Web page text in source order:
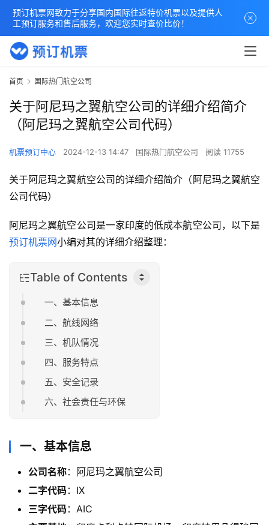
首页 国际热门航空公司
关于阿尼玛之翼航空公司的详细介绍简介
（阿尼玛之翼航空公司代码）
机票预订中心 2024-12-13 14:47 国际热门航空公司 阅读 11755
关于阿尼玛之翼航空公司的详细介绍简介（阿尼玛之翼航空
公司代码）
阿尼玛之翼航空公司是一家印度的低成本航空公司，以下是
预订机票网小编对其的详细介绍整理：
Table of Contents
一、基本信息
二、航线网络
三、机队情况
四、服务特点
五、安全记录
六、社会责任与环保
一、基本信息
公司名称：阿尼玛之翼航空公司
二字代码：IX
三字代码：AIC
预订机票网致力于分享国内国际往返特价机票以及提供人
工预订服务和售后服务，欢迎您实时查价比价！